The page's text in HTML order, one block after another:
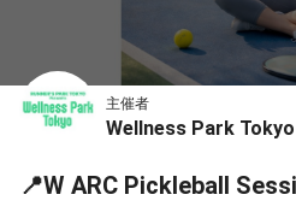
主催者
Wellness Park Tokyo
📍W ARC Pickleball